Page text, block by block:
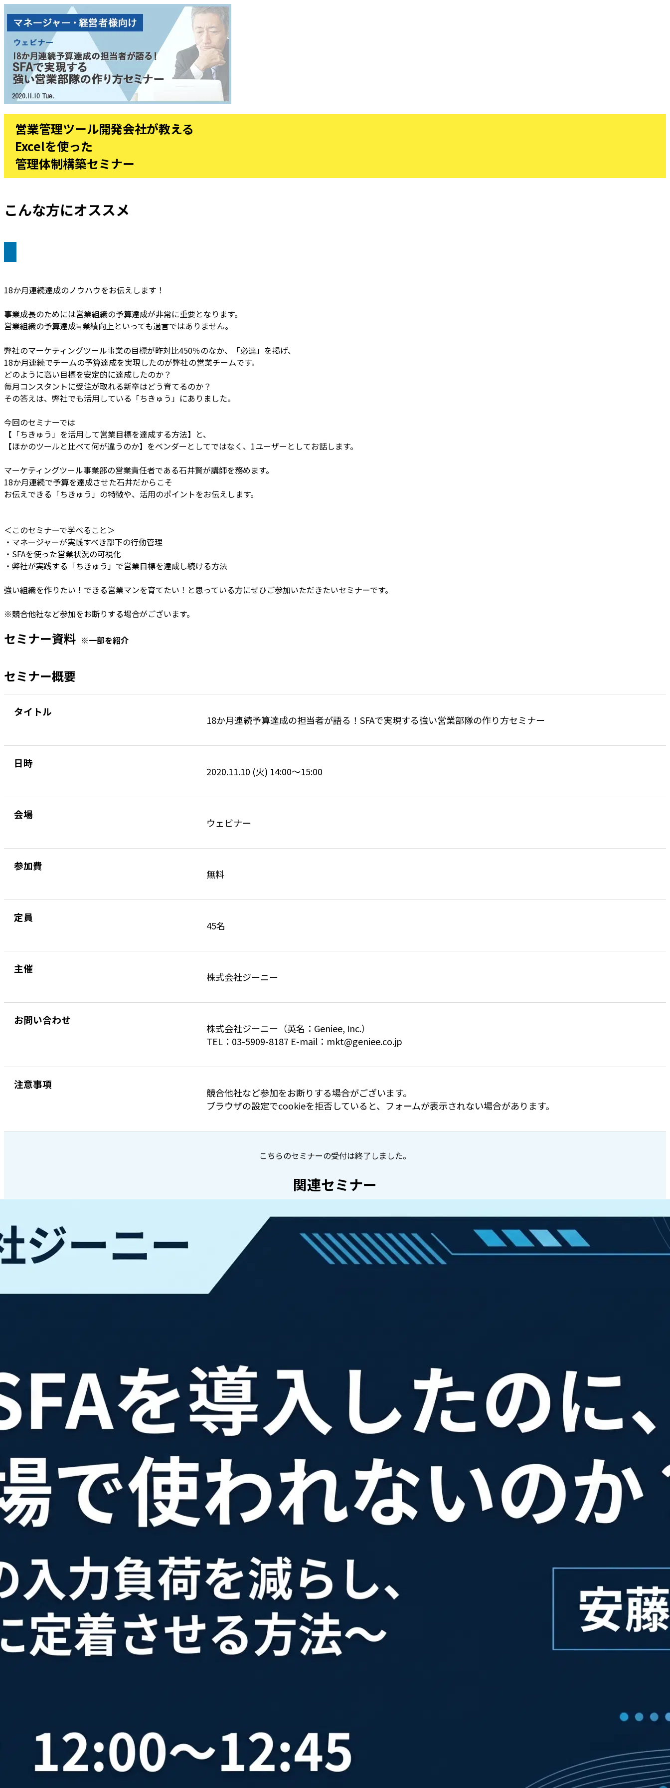
営業管理ツール開発会社が教える
Excelを使った
管理体制構築セミナー
こんな方にオススメ
18か月連続達成のノウハウをお伝えします！
事業成長のためには営業組織の予算達成が非常に重要となります。
営業組織の予算達成≒業績向上といっても過言ではありません。
弊社のマーケティングツール事業の目標が昨対比450％のなか、「必達」を掲げ、
18か月連続でチームの予算達成を実現したのが弊社の営業チームです。
どのように高い目標を安定的に達成したのか？
毎月コンスタントに受注が取れる新卒はどう育てるのか？
その答えは、弊社でも活用している「ちきゅう」にありました。
今回のセミナーでは
【「ちきゅう」を活用して営業目標を達成する方法】と、
【ほかのツールと比べて何が違うのか】をベンダーとしてではなく、1ユーザーとしてお話します。
マーケティングツール事業部の営業責任者である石井賢が講師を務めます。
18か月連続で予算を達成させた石井だからこそ
お伝えできる「ちきゅう」の特徴や、活用のポイントをお伝えします。
＜このセミナーで学べること＞
・マネージャーが実践すべき部下の行動管理
・SFAを使った営業状況の可視化
・弊社が実践する「ちきゅう」で営業目標を達成し続ける方法
強い組織を作りたい！できる営業マンを育てたい！と思っている方にぜひご参加いただきたいセミナーです。
※競合他社など参加をお断りする場合がございます。
セミナー資料 ※一部を紹介
セミナー概要
タイトル
18か月連続予算達成の担当者が語る！SFAで実現する強い営業部隊の作り方セミナー
日時
2020.11.10 (火) 14:00～15:00
会場
ウェビナー
参加費
無料
定員
45名
主催
株式会社ジーニー
お問い合わせ
株式会社ジーニー（英名：Geniee, Inc.）
TEL：03-5909-8187 E-mail：mkt@geniee.co.jp
注意事項
競合他社など参加をお断りする場合がございます。
ブラウザの設定でcookieを拒否していると、フォームが表示されない場合があります。
こちらのセミナーの受付は終了しました。
関連セミナー